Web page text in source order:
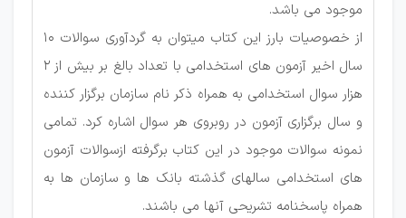
موجود می باشد.
از خصوصیات بارز این کتاب میتوان به گردآوری سوالات 10
سال اخیر آزمون های استخدامی با تعداد بالغ بر بیش از 2
هزار سوال استخدامی به همراه ذکر نام سازمان برگزار کننده
و سال برگزاری آزمون در روبروی هر سوال اشاره کرد. تمامی
نمونه سوالات موجود در این کتاب برگرفته ازسوالات آزمون
های استخدامی سالهای گذشته بانک ها و سازمان ها به
همراه پاسخنامه تشریحی آنها می باشند.